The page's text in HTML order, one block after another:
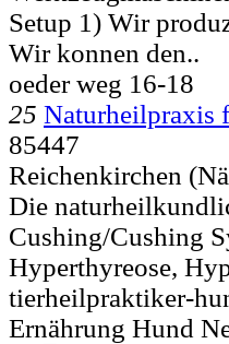
Setup 1) Wir
Wir konnen den..
oeder weg 16-18
25 Naturheilpraxis
85447
Reichenkirchen
Die
Cushing/Cushing
Hyperthyreose,
tierheilpraktiker-
Ernährung Hund